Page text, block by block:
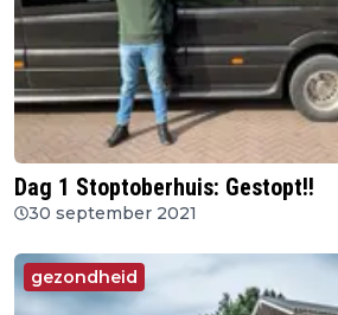
Dag 1 Stoptoberhuis: Gestopt!!
30 september 2021
gezondheid